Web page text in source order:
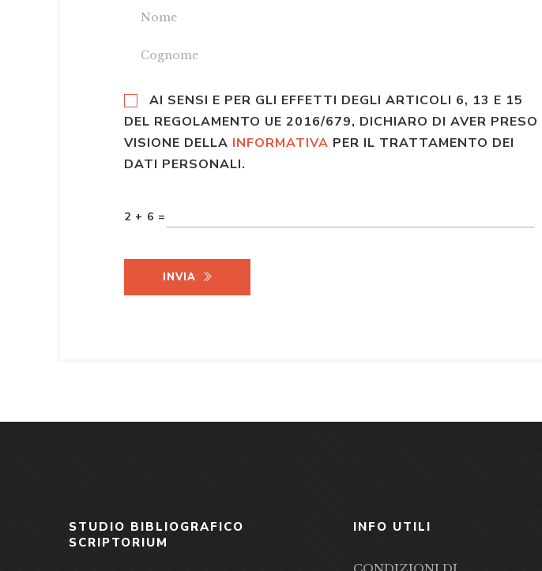
AI SENSI E PER GLI EFFETTI DEGLI ARTICOLI 6, 13 E 15
DEL REGOLAMENTO UE 2016/679, DICHIARO DI AVER PRESO
VISIONE DELLA INFORMATIVA PER IL TRATTAMENTO DEI
DATI PERSONALI.
2 + 6 =
INVIA
STUDIO BIBLIOGRAFICO
SCRIPTORIUM
INFO UTILI